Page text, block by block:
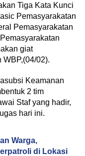
Tiga Kata Kunci
Pemasyarakatan
Pemasyarakatan
giat
02).
Keamanan
2 tim
Staf yang hadir,
hari ini.
Warga,
di Lokasi